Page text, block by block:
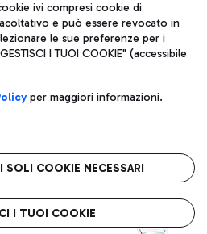
Imprese di Roma 13032990155 P.
int. vers.
1 - 00054 Fiumicino (RM)
Note legali
Roma FCO
stellato
ivi compresi cookie di
e può essere revocato in
le sue preferenze per i
I TUOI COOKIE" (accessibile
per maggiori informazioni.
SOLI COOKIE NECESSARI
I TUOI COOKIE